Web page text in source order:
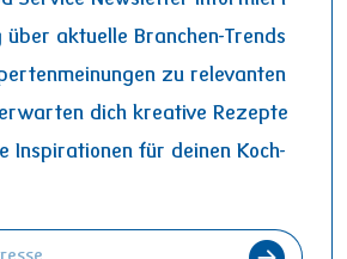
aktuelle Branchen-Trends
zu relevanten
dich kreative Rezepte
Inspirationen für deinen Koch-